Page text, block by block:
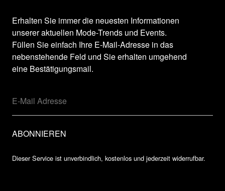
Erhalten Sie immer die neuesten Informationen
unserer aktuellen Mode-Trends und Events.
Füllen Sie einfach Ihre E-Mail-Adresse in das
nebenstehende Feld und Sie erhalten umgehend
eine Bestätigungsmail.
Dieser Service ist unverbindlich, kostenlos und jederzeit widerrufbar.